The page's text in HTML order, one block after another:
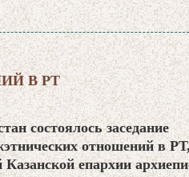
В РТ
состоялось заседание
отношений в
епархии